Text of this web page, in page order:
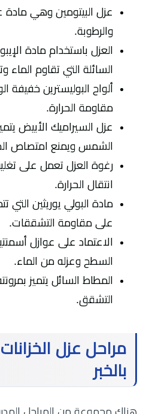
عزل البيتومين وهي مادة
والرطوبة.
العزل باستخدام مادة
السائلة التي تقاوم الماء
ألواح البوليسترين خفيفة
مقاومة الحرارة.
عزل السيراميك الأبيض
الشمس ويمنع امتصاص
رغوة العزل تعمل على
انتقال الحرارة.
مادة البولي يوريثين التي
على مقاومة التشققات.
الاعتماد على عوازل
السطح وعزله من الماء.
المطاط السائل يتميز
التشقق.
مراحل عزل
بالخبر
هناك مجموعة من المراحل